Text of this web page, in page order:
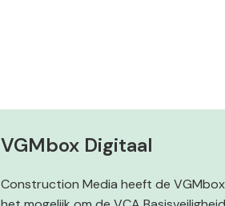
VGMbox Digitaal
Construction Media heeft de